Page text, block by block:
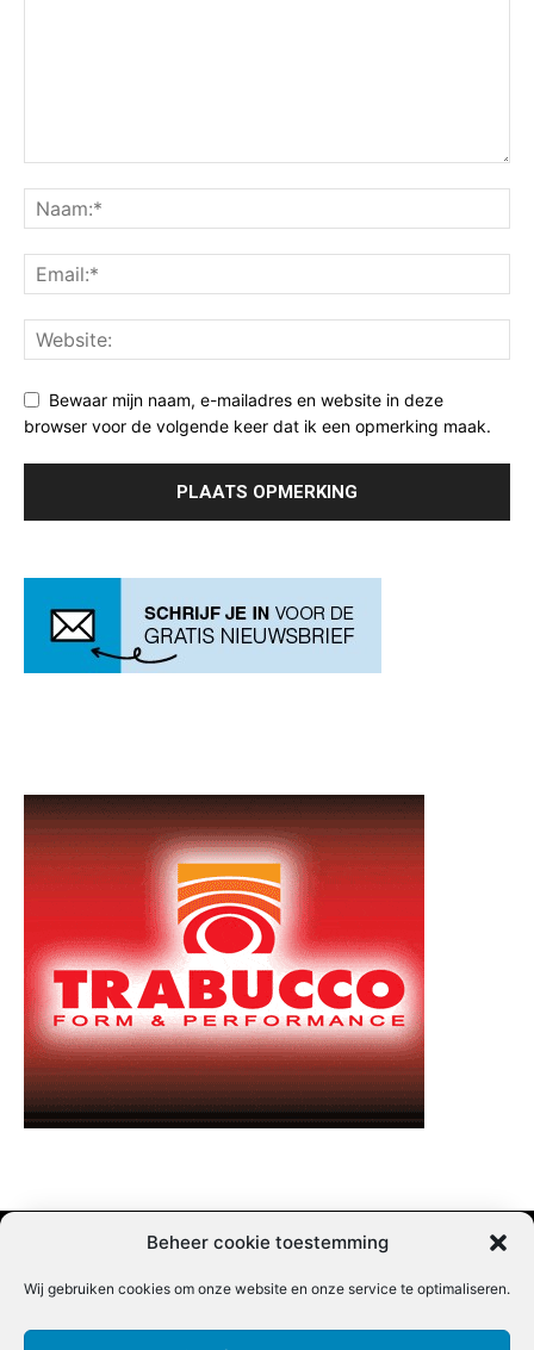
Beheer cookie toestemming
Wij gebruiken cookies om onze website en onze service te optimaliseren.
Bewaar mijn naam, e-mailadres en website in deze
browser voor de volgende keer dat ik een opmerking maak.